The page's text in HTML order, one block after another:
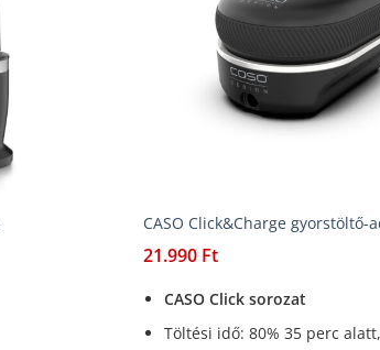
CASO Click&Charge gyorstöltő-
21.990 Ft
CASO Click sorozat
Töltési idő: 80% 35 perc